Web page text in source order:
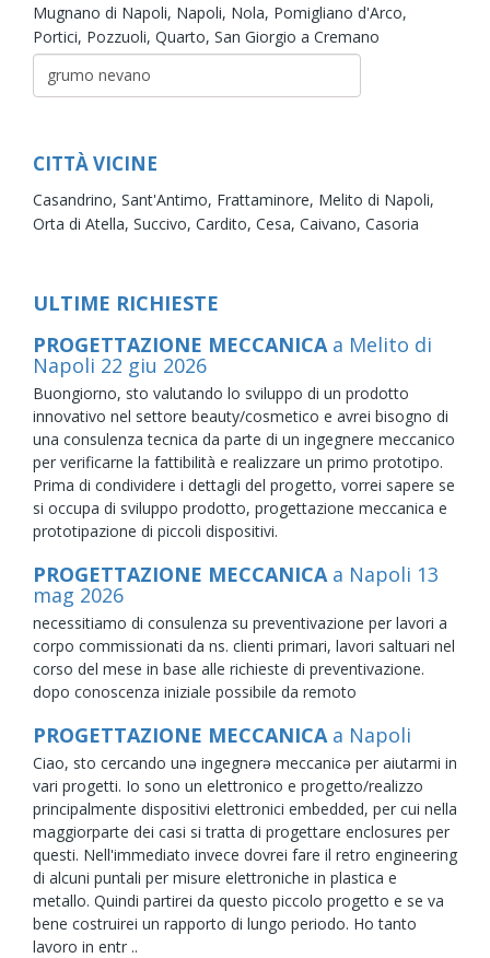
Mugnano di Napoli, Napoli, Nola, Pomigliano d'Arco,
Portici, Pozzuoli, Quarto, San Giorgio a Cremano
CITTÀ VICINE
Casandrino, Sant'Antimo, Frattaminore, Melito di Napoli,
Orta di Atella, Succivo, Cardito, Cesa, Caivano, Casoria
ULTIME RICHIESTE
PROGETTAZIONE MECCANICA a Melito di
Napoli 22 giu 2026
Buongiorno, sto valutando lo sviluppo di un prodotto
innovativo nel settore beauty/cosmetico e avrei bisogno di
una consulenza tecnica da parte di un ingegnere meccanico
per verificarne la fattibilità e realizzare un primo prototipo.
Prima di condividere i dettagli del progetto, vorrei sapere se
si occupa di sviluppo prodotto, progettazione meccanica e
prototipazione di piccoli dispositivi.
PROGETTAZIONE MECCANICA a Napoli 13
mag 2026
necessitiamo di consulenza su preventivazione per lavori a
corpo commissionati da ns. clienti primari, lavori saltuari nel
corso del mese in base alle richieste di preventivazione.
dopo conoscenza iniziale possibile da remoto
PROGETTAZIONE MECCANICA a Napoli
Ciao, sto cercando unə ingegnerə meccanicə per aiutarmi in
vari progetti. Io sono un elettronico e progetto/realizzo
principalmente dispositivi elettronici embedded, per cui nella
maggiorparte dei casi si tratta di progettare enclosures per
questi. Nell'immediato invece dovrei fare il retro engineering
di alcuni puntali per misure elettroniche in plastica e
metallo. Quindi partirei da questo piccolo progetto e se va
bene costruirei un rapporto di lungo periodo. Ho tanto
lavoro in entr ..